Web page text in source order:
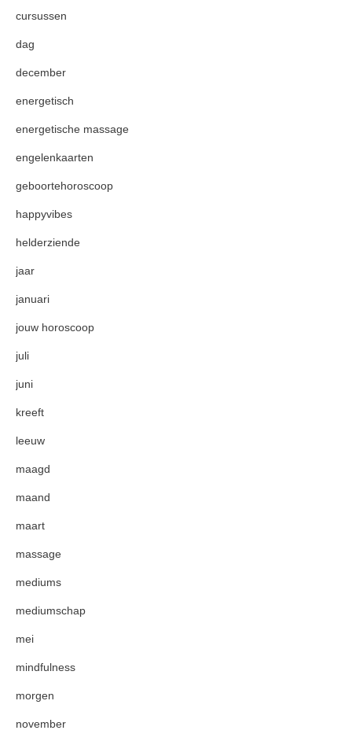
cursussen
dag
december
energetisch
energetische massage
engelenkaarten
geboortehoroscoop
happyvibes
helderziende
jaar
januari
jouw horoscoop
juli
juni
kreeft
leeuw
maagd
maand
maart
massage
mediums
mediumschap
mei
mindfulness
morgen
november